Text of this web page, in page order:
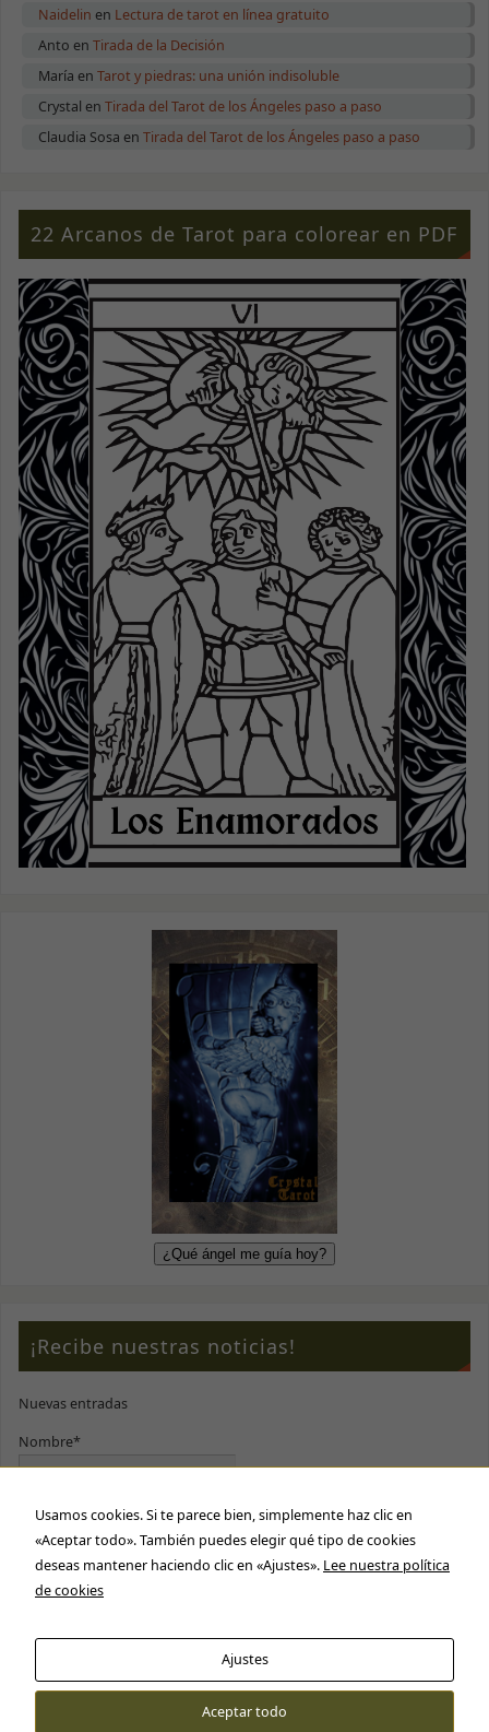
Naidelin en Lectura de tarot en línea gratuito
Anto enTirada de la Decisión
María enTarot y piedras: una unión indisoluble
Crystal enTirada del Tarot de los Ángeles paso a paso
Claudia Sosa enTirada del Tarot de los Ángeles paso a paso
22 Arcanos de Tarot para colorear en PDF
¡Recibe nuestras noticias!
Nuevas entradas
Nombre*
E-mail*
Por favor, acepta nuestra
Usamos cookies. Si te parece bien, simplemente haz clic en
«Aceptar todo». También puedes elegir qué tipo de cookies
deseas mantener haciendo clic en «Ajustes». Lee nuestra política
de cookies
Ajustes
Aceptar todo
nuestro sitio,
ver contenido y
personalizados.